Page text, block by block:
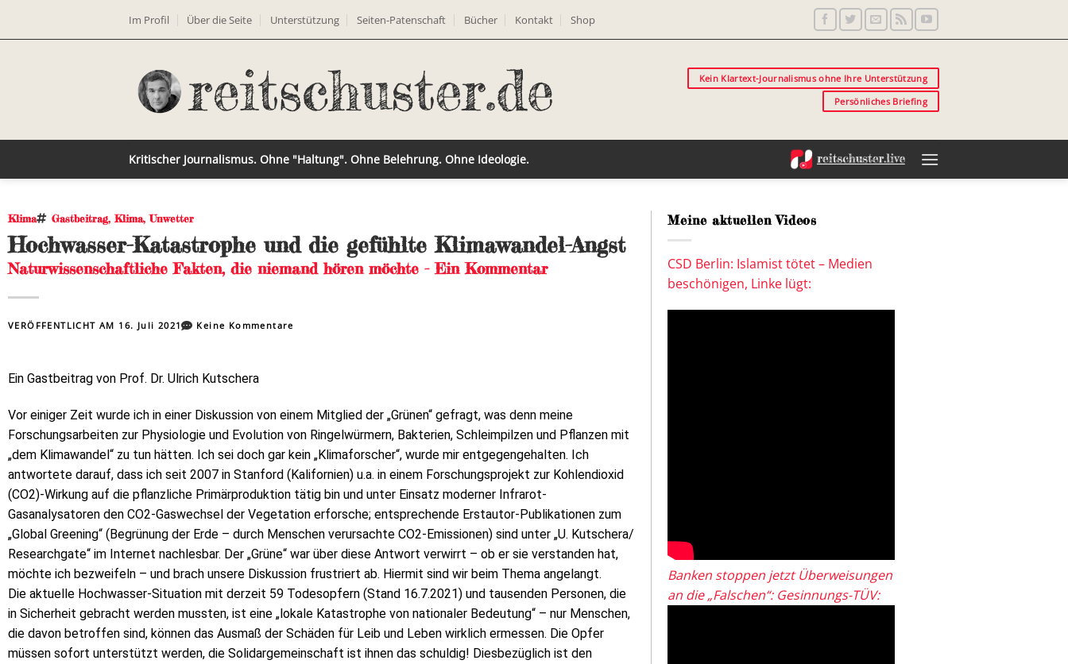
Im Profil Über die Seite Unterstützung Seiten-Patenschaft Bücher Kontakt Shop
Kein Klartext-Journalismus ohne Ihre Unterstützung
Persönliches Briefing
Kritischer Journalismus. Ohne "Haltung". Ohne Belehrung. Ohne Ideologie.
Klima Gastbeitrag, Klima,Unwetter
Hochwasser-Katastrophe und die gefühlte Klimawandel-Angst
Naturwissenschaftliche Fakten, die niemand hören möchte - Ein Kommentar
VERÖFFENTLICHT AM 16. Juli 2021 Keine Kommentare
Ein Gastbeitrag von Prof. Dr. Ulrich Kutschera
Vor einiger Zeit wurde ich in einer Diskussion von einem Mitglied der „Grünen“ gefragt, was denn meine
Forschungsarbeiten zur Physiologie und Evolution von Ringelwürmern, Bakterien, Schleimpilzen und Pflanzen mit
„dem Klimawandel“ zu tun hätten. Ich sei doch gar kein „Klimaforscher“, wurde mir entgegengehalten. Ich
antwortete darauf, dass ich seit 2007 in Stanford (Kalifornien) u.a. in einem Forschungsprojekt zur Kohlendioxid
(CO2)-Wirkung auf die pflanzliche Primärproduktion tätig bin und unter Einsatz moderner Infrarot-
Gasanalysatoren den CO2-Gaswechsel der Vegetation erforsche; entsprechende Erstautor-Publikationen zum
„Global Greening“ (Begrünung der Erde – durch Menschen verursachte CO2-Emissionen) sind unter „U. Kutschera/
Researchgate“ im Internet nachlesbar. Der „Grüne“ war über diese Antwort verwirrt – ob er sie verstanden hat,
möchte ich bezweifeln – und brach unsere Diskussion frustriert ab. Hiermit sind wir beim Thema angelangt.
Die aktuelle Hochwasser-Situation mit derzeit 59 Todesopfern (Stand 16.7.2021) und tausenden Personen, die
in Sicherheit gebracht werden mussten, ist eine „lokale Katastrophe von nationaler Bedeutung“ – nur Menschen,
die davon betroffen sind, können das Ausmaß der Schäden für Leib und Leben wirklich ermessen. Die Opfer
müssen sofort unterstützt werden, die Solidargemeinschaft ist ihnen das schuldig! Diesbezüglich ist den
Meine aktuellen Videos
CSD Berlin: Islamist tötet – Medien
beschönigen, Linke lügt:
Banken stoppen jetzt Überweisungen
an die „Falschen“: Gesinnungs-TÜV: